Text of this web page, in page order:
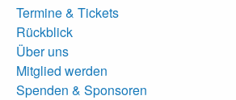
Termine & Tickets
Rückblick
Über uns
Mitglied werden
Spenden & Sponsoren